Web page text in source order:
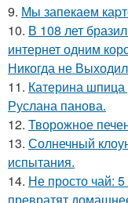
9. Мы запeкаeм
10. В 108 лет
интернет одним
Никогда не
11. Катерина
Руслана панова.
12. Творожное
13. Солнечный
испытания.
14. Не просто чай: